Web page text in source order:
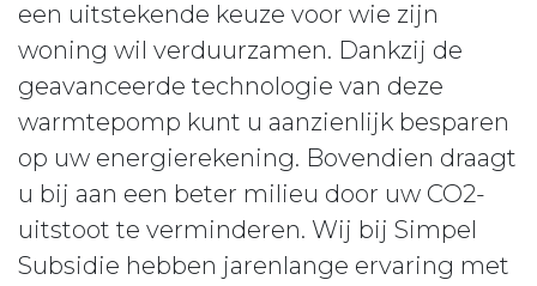
een uitstekende keuze voor wie zijn
woning wil verduurzamen. Dankzij de
geavanceerde technologie van deze
warmtepomp kunt u aanzienlijk besparen
op uw energierekening. Bovendien draagt
u bij aan een beter milieu door uw CO2-
uitstoot te verminderen. Wij bij Simpel
Subsidie hebben jarenlange ervaring met